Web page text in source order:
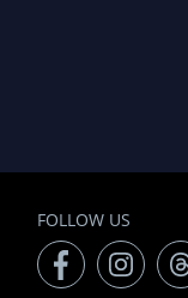
FOLLOW US